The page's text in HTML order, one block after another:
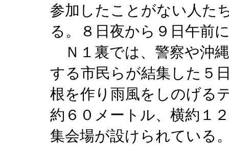
参加したことがない人た
る。８日夜から９日午
Ｎ１裏では、警察や沖
する市民らが結集した５
根を作り雨風をしのげる
約６０メートル、横約１
集会場が設けられている